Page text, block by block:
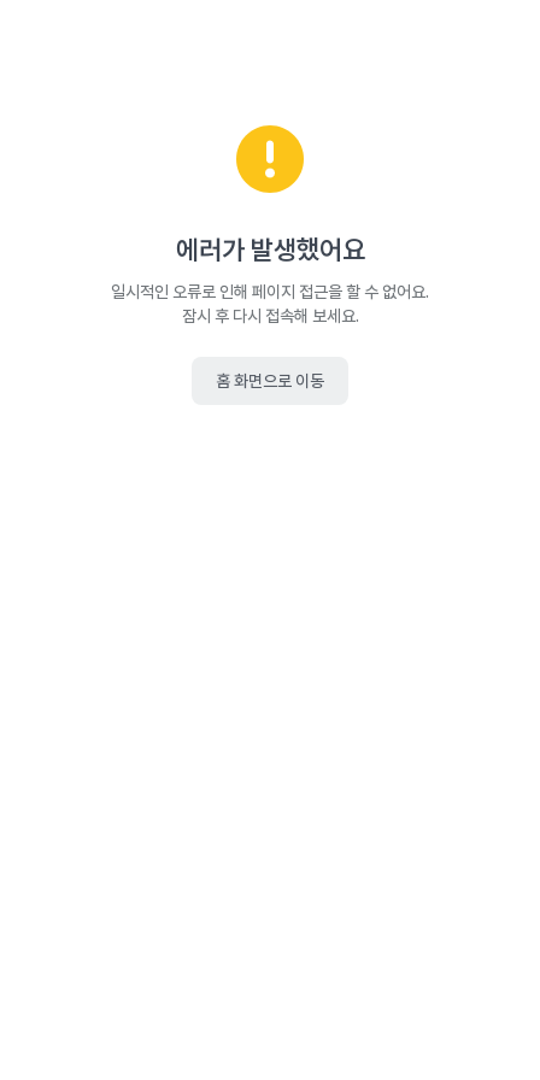
에러가 발생했어요
일시적인 오류로 인해 페이지 접근을 할 수 없어요.
잠시 후 다시 접속해 보세요.
홈 화면으로 이동